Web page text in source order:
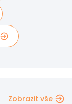
Zobrazit vše